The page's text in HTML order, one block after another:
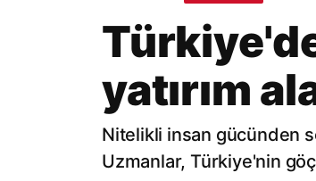
yatırım
Nitelikli insan gücünden
Uzmanlar, Türkiye'nin